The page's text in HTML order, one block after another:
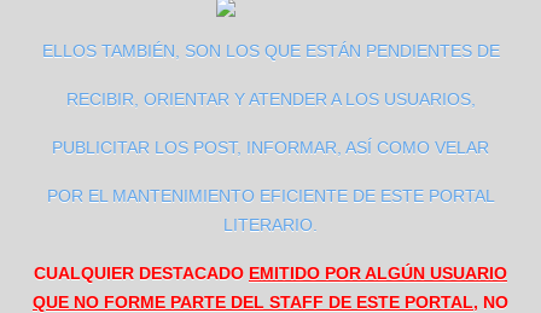
ELLOS TAMBIÉN, SON LOS QUE ESTÁN PENDIENTES DE
RECIBIR, ORIENTAR Y ATENDER A LOS USUARIOS,
PUBLICITAR LOS POST, INFORMAR, ASÍ COMO VELAR
POR EL MANTENIMIENTO EFICIENTE DE ESTE PORTAL
LITERARIO.
CUALQUIER DESTACADO EMITIDO POR ALGÚN USUARIO
QUE NO FORME PARTE DEL STAFF DE ESTE PORTAL, NO